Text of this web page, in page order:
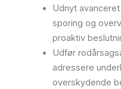
Udnyt
sporing og
proaktiv
Udfør
adressere
overskydende